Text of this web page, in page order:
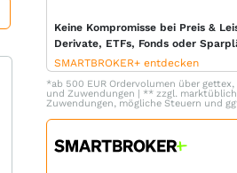
Keine Kompromisse bei Preis &
Derivate, ETFs, Fonds oder
SMARTBROKER+ entdecken
*ab 500 EUR Ordervolumen über
und Zuwendungen | ** zzgl.
Zuwendungen, mögliche Steuern und